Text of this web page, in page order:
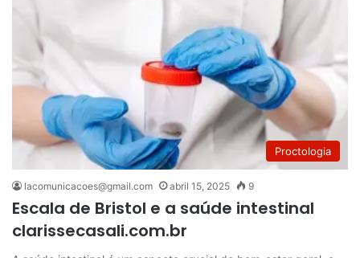
Proctologia
lacomunicacoes@gmail.com abril 15, 2025 9
Escala de Bristol e a saúde intestinal
clarissecasali.com.br